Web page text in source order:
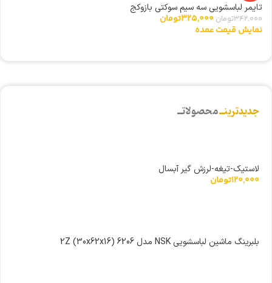
تایمر لباسشویی سه سیم سوکتی بازوکج
342,000تومان 325,000تومان
نمایش قیمت عمده
جدیدترینــمحصولاتــ
لاستیک-تیغه-لرزش گیر آبسال
120,000تومان
بلبرینگ ماشین لباسشویی NSK مدل 6206 2Z (30x62x16)